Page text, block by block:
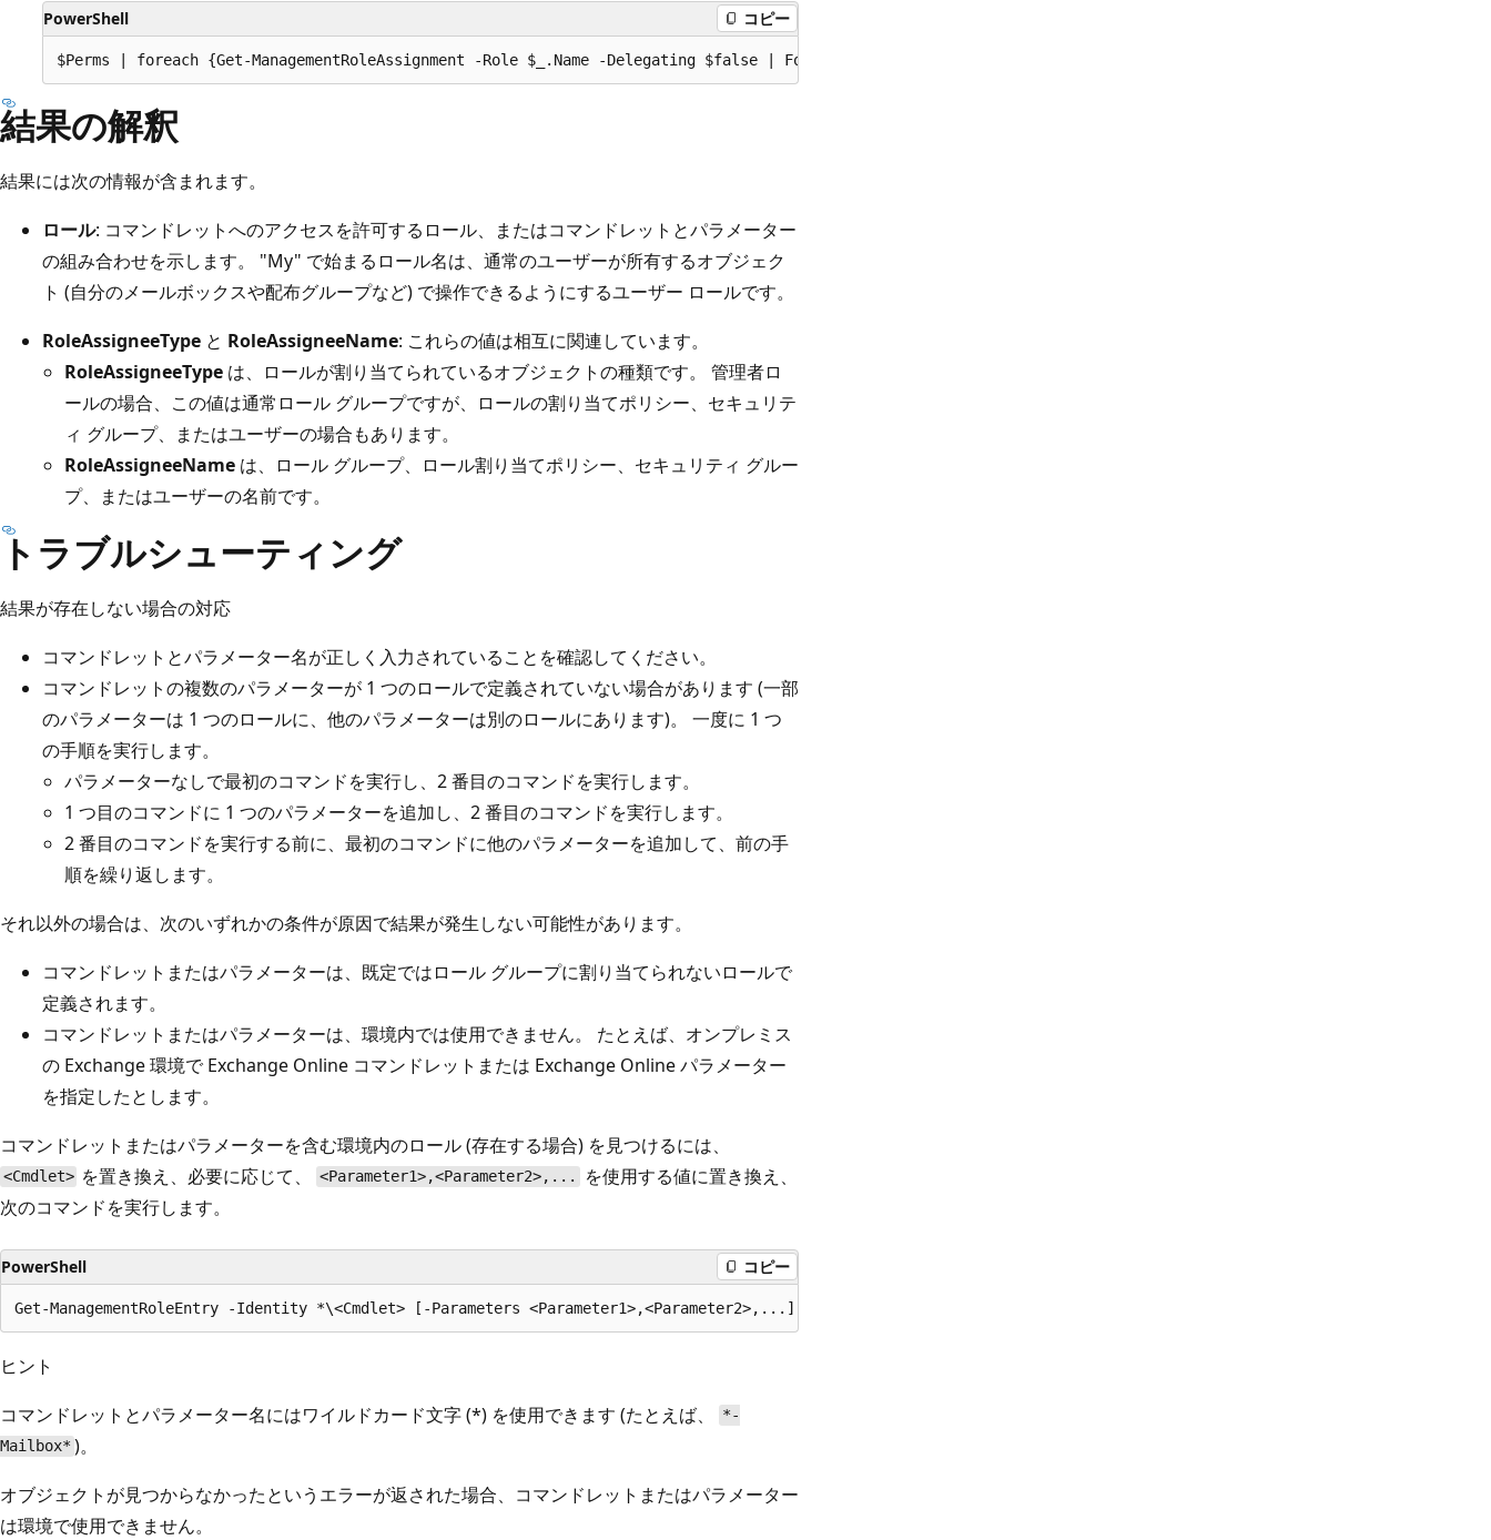
PowerShell コピー
結果の解釈
結果には次の情報が含まれます。
ロール: コマンドレットへのアクセスを許可するロール、またはコマンドレットとパラメーター
の組み合わせを示します。 "My" で始まるロール名は、通常のユーザーが所有するオブジェク
ト (自分のメールボックスや配布グループなど) で操作できるようにするユーザー ロールです。
RoleAssigneeType と RoleAssigneeName: これらの値は相互に関連しています。
RoleAssigneeType は、ロールが割り当てられているオブジェクトの種類です。 管理者ロ
ールの場合、この値は通常ロール グループですが、ロールの割り当てポリシー、セキュリテ
ィ グループ、またはユーザーの場合もあります。
RoleAssigneeName は、ロール グループ、ロール割り当てポリシー、セキュリティ グルー
プ、またはユーザーの名前です。
トラブルシューティング
結果が存在しない場合の対応
コマンドレットとパラメーター名が正しく入力されていることを確認してください。
コマンドレットの複数のパラメーターが 1 つのロールで定義されていない場合があります (一部
のパラメーターは 1 つのロールに、他のパラメーターは別のロールにあります)。 一度に 1 つ
の手順を実行します。
パラメーターなしで最初のコマンドを実行し、2 番目のコマンドを実行します。
1 つ目のコマンドに 1 つのパラメーターを追加し、2 番目のコマンドを実行します。
2 番目のコマンドを実行する前に、最初のコマンドに他のパラメーターを追加して、前の手
順を繰り返します。
それ以外の場合は、次のいずれかの条件が原因で結果が発生しない可能性があります。
コマンドレットまたはパラメーターは、既定ではロール グループに割り当てられないロールで
定義されます。
コマンドレットまたはパラメーターは、環境内では使用できません。 たとえば、オンプレミス
の Exchange 環境で Exchange Online コマンドレットまたは Exchange Online パラメーター
を指定したとします。
コマンドレットまたはパラメーターを含む環境内のロール (存在する場合) を見つけるには、
<Cmdlet> を置き換え、必要に応じて、 <Parameter1>,<Parameter2>,...
を使用する値に置き換え、
次のコマンドを実行します。
PowerShell コピー
ヒント
コマンドレットとパラメーター名にはワイルドカード文字 (*) を使用できます (たとえば、
*-
Mailbox* )。
オブジェクトが見つからなかったというエラーが返された場合、コマンドレットまたはパラメーター
は環境で使用できません。